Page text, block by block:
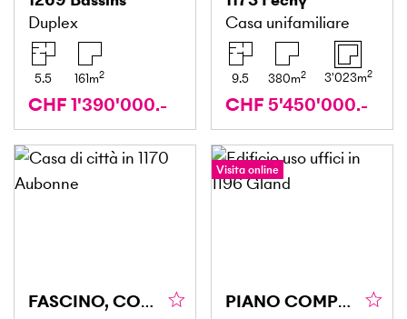
Duplex
5.5 161m2
CHF 1'390'000.-
Casa unifamiliare
9.5 380m2 3'023m2
CHF 5'450'000.-
FASCINO, COMFORT E AUTENTICITÀ
Visita online
PIANO COMPLETO DI UFFICI CON 36 POSTI AUTO